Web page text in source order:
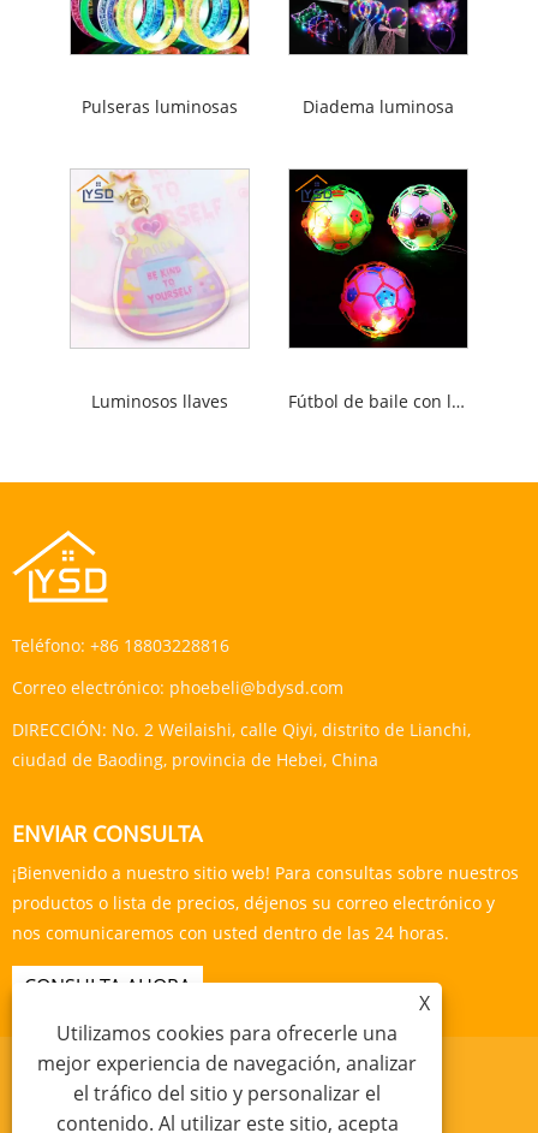
Pulseras luminosas Diadema luminosa
Luminosos llaves Fútbol de baile con luces
Teléfono: +86 18803228816
Correo electrónico: phoebeli@bdysd.com
DIRECCIÓN: No. 2 Weilaishi, calle Qiyi, distrito de Lianchi,
ciudad de Baoding, provincia de Hebei, China
ENVIAR CONSULTA
¡Bienvenido a nuestro sitio web! Para consultas sobre nuestros
productos o lista de precios, déjenos su correo electrónico y
nos comunicaremos con usted dentro de las 24 horas.
CONSULTA AHORA
X
Utilizamos cookies para ofrecerle una
mejor experiencia de navegación, analizar
el tráfico del sitio y personalizar el
contenido. Al utilizar este sitio, acepta